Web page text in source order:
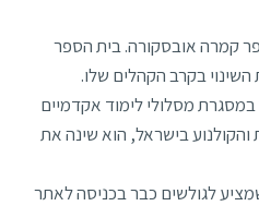
קמרה אובסקורה. בית הספר
בקרב הקהלים שלו.
במסגרת מסלולי לימוד אקדמיים
בישראל, הוא שינה את
לגולשים כבר בכניסה לאתר